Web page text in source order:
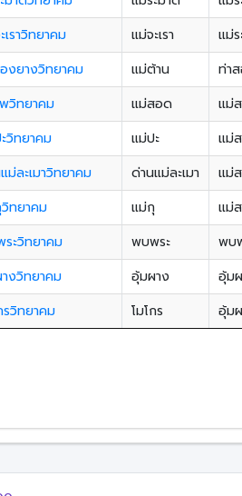
เราวิทยาคม แม่จะเรา แม่
งยางวิทยาคม แม่ต้าน ท่า
วิทยาคม แม่สอด แม่
วิทยาคม แม่ปะ แม่
ม่ละเมาวิทยาคม ด่านแม่ละเมา แม่
ทยาคม แม่กุ แม่
ะวิทยาคม พบพระ พบ
งวิทยาคม อุ้มผาง อุ้ม
รวิทยาคม โมโกร อุ้ม